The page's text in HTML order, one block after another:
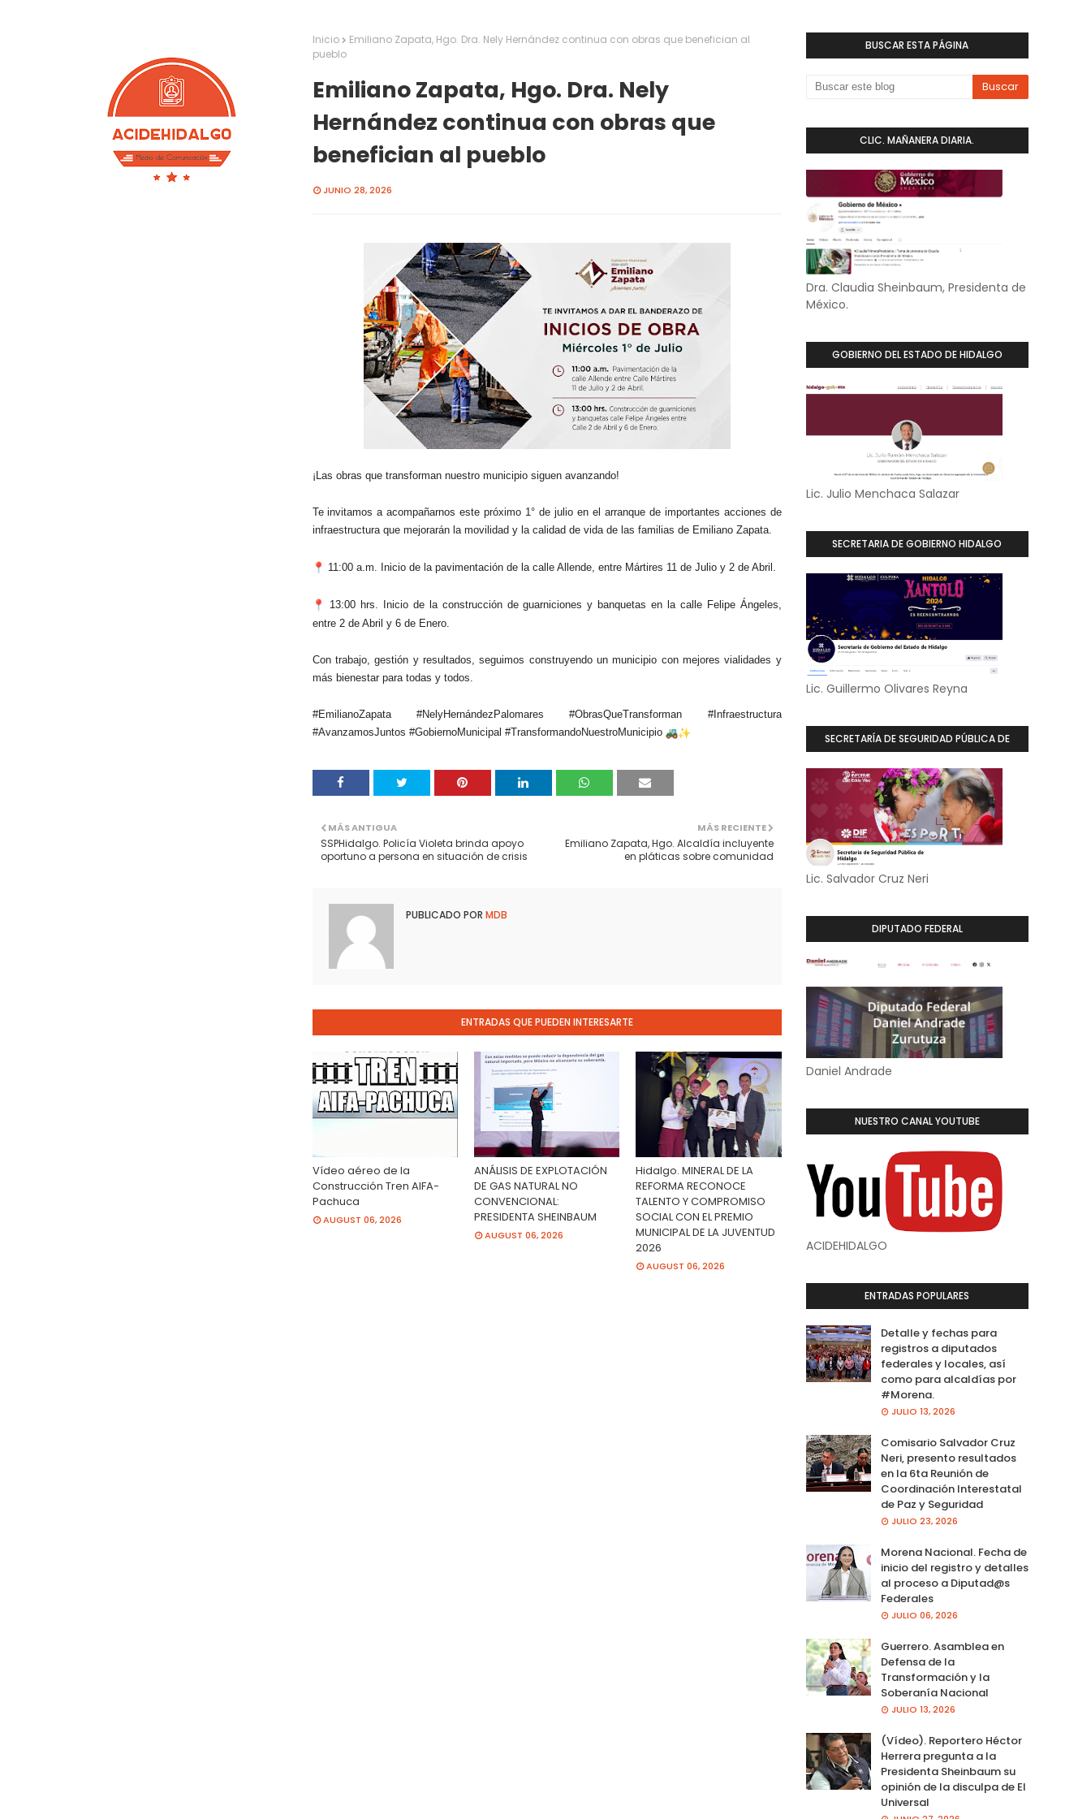
Inicio
Emiliano Zapata, Hgo. Dra. Nely Hernández continua con obras que benefician al
pueblo
Emiliano Zapata, Hgo. Dra. Nely
Hernández continua con obras que
benefician al pueblo
JUNIO 28, 2026
¡Las obras que transforman nuestro municipio siguen avanzando!
Te invitamos a acompañarnos este próximo 1° de julio en el arranque de importantes acciones de
infraestructura que mejorarán la movilidad y la calidad de vida de las familias de Emiliano Zapata.
11:00 a.m. Inicio de la pavimentación de la calle Allende, entre Mártires 11 de Julio y 2 de Abril.
13:00 hrs. Inicio de la construcción de guarniciones y banquetas en la calle Felipe Ángeles,
entre 2 de Abril y 6 de Enero.
Con trabajo, gestión y resultados, seguimos construyendo un municipio con mejores vialidades y
más bienestar para todas y todos.
#EmilianoZapata #NelyHernándezPalomares #ObrasQueTransforman #Infraestructura
#AvanzamosJuntos #GobiernoMunicipal #TransformandoNuestroMunicipio
MÁS RECIENTE
Emiliano Zapata, Hgo. Alcaldía incluyente
en pláticas sobre comunidad
MÁS ANTIGUA
SSPHidalgo. Policía Violeta brinda apoyo
oportuno a persona en situación de crisis
PUBLICADO POR MDB
ENTRADAS QUE PUEDEN INTERESARTE
Vídeo aéreo de la
Construcción Tren AIFA-
Pachuca
AUGUST 06, 2026
ANÁLISIS DE EXPLOTACIÓN
DE GAS NATURAL NO
CONVENCIONAL:
PRESIDENTA SHEINBAUM
AUGUST 06, 2026
Hidalgo. MINERAL DE LA
REFORMA RECONOCE
TALENTO Y COMPROMISO
SOCIAL CON EL PREMIO
MUNICIPAL DE LA JUVENTUD
2026
AUGUST 06, 2026
BUSCAR ESTA PÁGINA
CLIC. MAÑANERA DIARIA.
Dra. Claudia Sheinbaum, Presidenta de
México.
GOBIERNO DEL ESTADO DE HIDALGO
Lic. Julio Menchaca Salazar
SECRETARIA DE GOBIERNO HIDALGO
Lic. Guillermo Olivares Reyna
SECRETARÍA DE SEGURIDAD PÚBLICA DE
Lic. Salvador Cruz Neri
DIPUTADO FEDERAL
Daniel Andrade
NUESTRO CANAL YOUTUBE
ACIDEHIDALGO
ENTRADAS POPULARES
Detalle y fechas para
registros a diputados
federales y locales, así
como para alcaldías por
#Morena.
JULIO 13, 2026
Comisario Salvador Cruz
Neri, presento resultados
en la 6ta Reunión de
Coordinación Interestatal
de Paz y Seguridad
JULIO 23, 2026
Morena Nacional. Fecha de
inicio del registro y detalles
al proceso a Diputad@s
Federales
JULIO 06, 2026
Guerrero. Asamblea en
Defensa de la
Transformación y la
Soberanía Nacional
JULIO 13, 2026
(Vídeo). Reportero Héctor
Herrera pregunta a la
Presidenta Sheinbaum su
opinión de la disculpa de El
Universal